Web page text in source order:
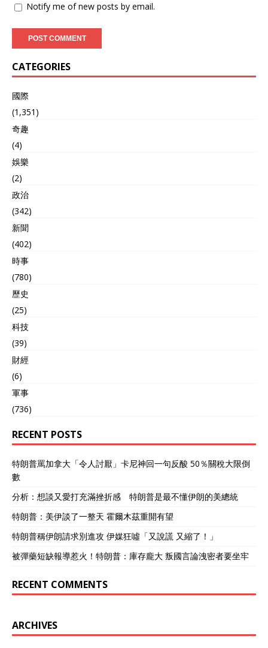
Notify me of new posts by email.
CATEGORIES
國際
(1,351)
奇趣
(4)
娛樂
(2)
政治
(342)
新聞
(402)
時事
(780)
歷史
(25)
科技
(39)
財經
(6)
軍事
(736)
RECENT POSTS
特朗普罵加拿大「令人討厭」卡尼神回一句反酸 50％關稅大限倒
數
分析：想談又愛打充滿挫折感 特朗普是最不懂伊朗的美總統
特朗普：美伊談了一整天 霍爾木茲重開有望
特朗普稱伊朗請求別進攻 伊媒狂噓「又說謊 又縮了！」
被彈藥短缺報導惹火！特朗普：庫存龐大 叛國言論洩密者要坐牢
RECENT COMMENTS
ARCHIVES